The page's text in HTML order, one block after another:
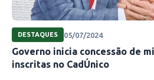
DESTAQUES 05/07/2024
Governo inicia concessão de
inscritas no CadÚnico